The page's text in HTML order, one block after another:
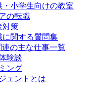
・小学生向けの教室
の転職
対策
に関する質問集
連の主な仕事一覧
験談
ング
ェントとは